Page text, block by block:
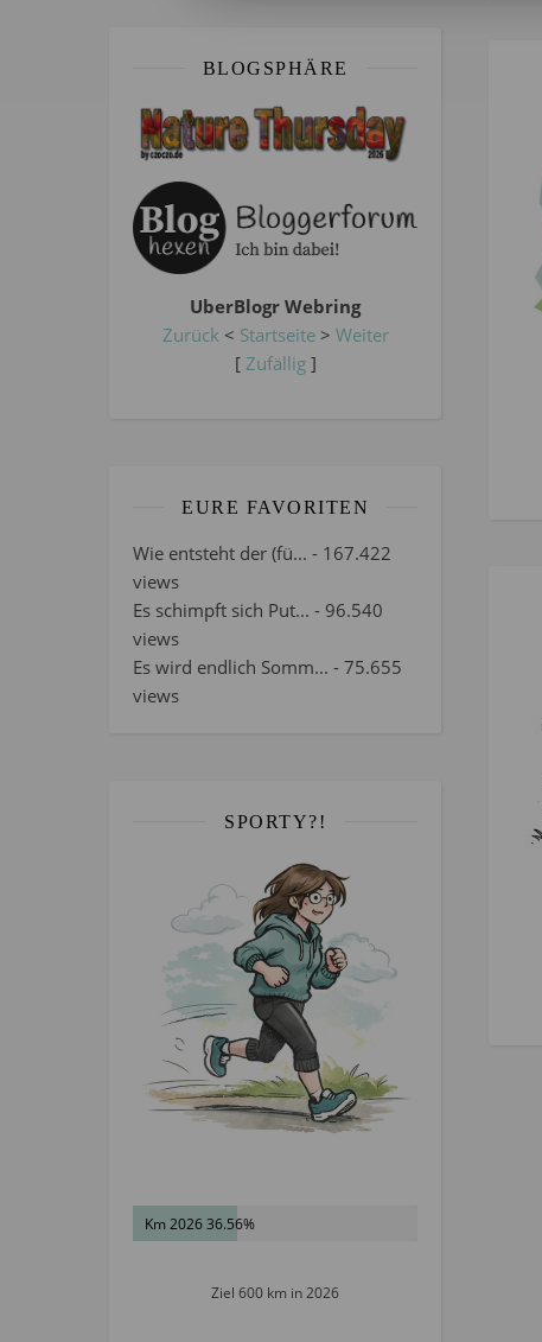
BLOGSPHÄRE
UberBlogr Webring
Zurück < Startseite> Weiter
[ Zufällig]
EURE FAVORITEN
Wie entsteht der (fü... - 167.422
views
Es schimpft sich Put... - 96.540
views
Es wird endlich Somm... - 75.655
views
SPORTY?!
Km 2026 36.56%
Ziel 600 km in 2026